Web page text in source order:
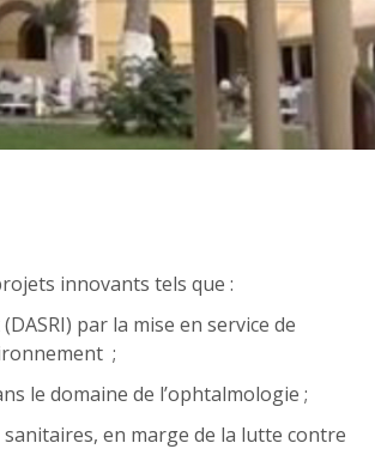
innovants tels que :
par la mise en service de
;
le domaine de l’ophtalmologie ;
en marge de la lutte contre